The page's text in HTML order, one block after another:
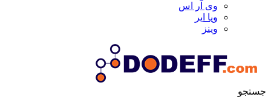
وی آر اس
ویا ایر
وینز
جستجو